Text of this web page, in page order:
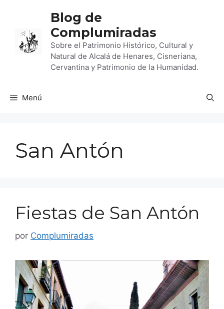
contenido
Blog de
Complumiradas
Sobre el Patrimonio Histórico, Cultural y
Natural de Alcalá de Henares, Cisneriana,
Cervantina y Patrimonio de la Humanidad.
Menú
San Antón
Fiestas de San Antón
por Complumiradas